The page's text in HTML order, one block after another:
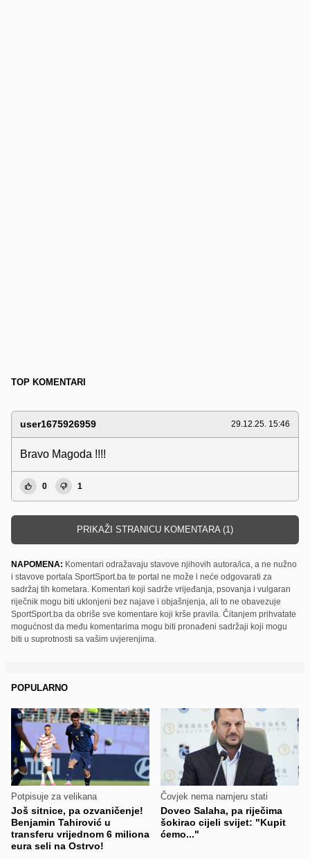
TOP KOMENTARI
user1675926959 29.12.25. 15:46
Bravo Magoda !!!!
0 1
PRIKAŽI STRANICU KOMENTARA (1)
NAPOMENA: Komentari odražavaju stavove njihovih autora/ica, a ne nužno
i stavove portala SportSport.ba te portal ne može i neće odgovarati za
sadržaj tih kometara. Komentari koji sadrže vrijeđanja, psovanja i vulgaran
riječnik mogu biti uklonjeni bez najave i objašnjenja, ali to ne obavezuje
SportSport.ba da obriše sve komentare koji krše pravila. Čitanjem prihvatate
mogućnost da među komentarima mogu biti pronađeni sadržaji koji mogu
biti u suprotnosti sa vašim uvjerenjima.
POPULARNO
Potpisuje za velikana
Još sitnice, pa ozvaničenje!
Benjamin Tahirović u
transferu vrijednom 6 miliona
eura seli na Ostrvo!
Čovjek nema namjeru stati
Doveo Salaha, pa riječima
šokirao cijeli svijet: "Kupit
ćemo..."